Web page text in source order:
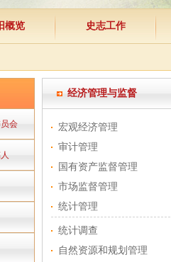
概览 史志工作
会
经济管理与监督
宏观经济管理
审计管理
国有资产监督管理
市场监督管理
统计管理
统计调查
自然资源和规划管理